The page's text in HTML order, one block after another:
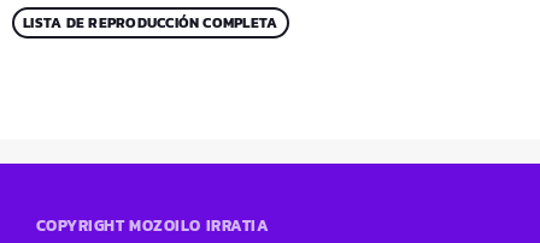
LISTA DE REPRODUCCIÓN COMPLETA
COPYRIGHT MOZOILO IRRATIA